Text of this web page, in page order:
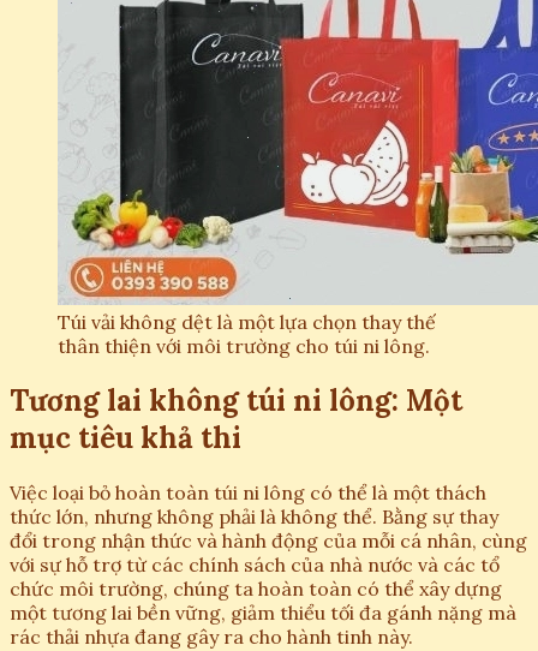
Túi vải không dệt là một lựa chọn thay thế
thân thiện với môi trường cho túi ni lông.
Tương lai không túi ni lông: Một
mục tiêu khả thi
Việc loại bỏ hoàn toàn túi ni lông có thể là một thách
thức lớn, nhưng không phải là không thể. Bằng sự thay
đổi trong nhận thức và hành động của mỗi cá nhân, cùng
với sự hỗ trợ từ các chính sách của nhà nước và các tổ
chức môi trường, chúng ta hoàn toàn có thể xây dựng
một tương lai bền vững, giảm thiểu tối đa gánh nặng mà
rác thải nhựa đang gây ra cho hành tinh này.